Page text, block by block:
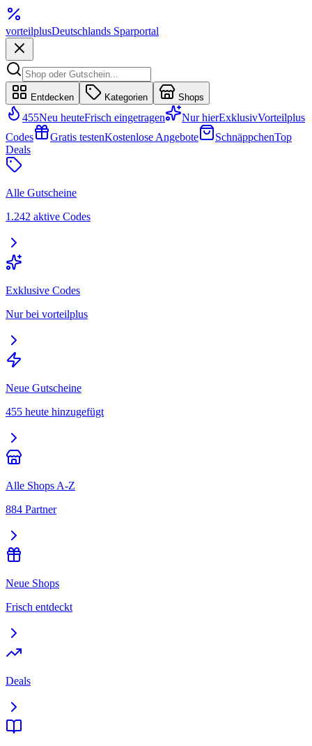
vorteilplusDeutschlands Sparportal
Entdecken Kategorien Shops
455Neu heuteFrisch eingetragen Nur hierExklusivVorteilplus
Codes
Gratis testenKostenlose Angebote SchnäppchenTop
Deals
Alle Gutscheine
1.242 aktive Codes
Exklusive Codes
Nur bei vorteilplus
Neue Gutscheine
455 heute hinzugefügt
Alle Shops A-Z
884 Partner
Neue Shops
Frisch entdeckt
Deals